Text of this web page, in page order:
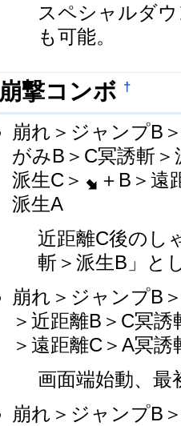
スペシャルダ
も可能。
崩撃コンボ †
崩れ＞ジャンプB
がみB＞C冥誘斬＞
派生C＞
＋B＞遠
派生A
近距離C後のし
斬＞派生B」と
崩れ＞ジャンプB
＞近距離B＞C冥
＞遠距離C＞A冥
画面端始動、
崩れ＞ジャンプB